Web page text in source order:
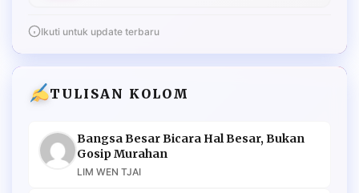
Ikuti untuk update terbaru
TULISAN KOLOM
Bangsa Besar Bicara Hal Besar, Bukan
Gosip Murahan
LIM WEN TJAI